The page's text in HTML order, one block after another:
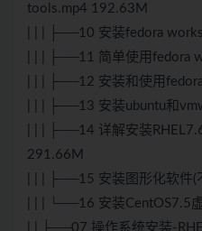
tools.mp4 192.63M
| | | ├──10 安装fedora
| | | ├──11 简单使用fedora
| | | ├──12 安装和使用
| | | ├──13 安装ubuntu和
| | | ├──14 详解安装
291.66M
| | | ├──15 安装图形化软件
| | | └──16 安装CentOS7.5
| | ├──07 操作系统安装-